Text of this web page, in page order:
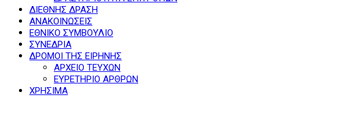
ΔΙΕΘΝΗΣ ΔΡΑΣΗ
ΑΝΑΚΟΙΝΩΣΕΙΣ
ΕΘΝΙΚΟ ΣΥΜΒΟΥΛΙΟ
ΣΥΝΕΔΡΙΑ
ΔΡΟΜΟΙ ΤΗΣ ΕΙΡΗΝΗΣ
ΑΡΧΕΙΟ ΤΕΥΧΩΝ
ΕΥΡΕΤΗΡΙΟ ΑΡΘΡΩΝ
ΧΡΗΣΙΜΑ